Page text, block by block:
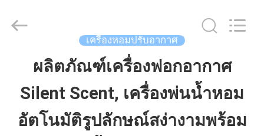
ผลิตภัณฑ์
Meter
Online
เครื่องหอมปรับอากาศ
ผลิตภัณฑ์เครื่องฟอกอากาศ
Silent Scent, เครื่องพ่นน้ำหอม
อัตโนมัติรูปลักษณ์สง่างามพร้อม